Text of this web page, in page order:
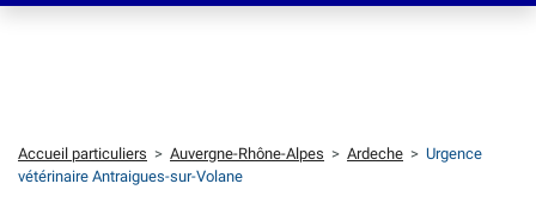
Accueil particuliers > Auvergne-Rhône-Alpes > Ardeche > Urgence
vétérinaire Antraigues-sur-Volane